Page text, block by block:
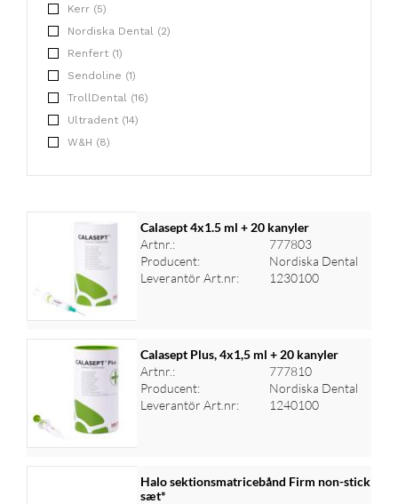
Kerr (5)
Nordiska Dental (2)
Renfert (1)
Sendoline (1)
TrollDental (16)
Ultradent (14)
W&H (8)
Calasept 4x1.5 ml + 20 kanyler
Artnr.:
777803
Producent:
Nordiska Dental
Leverantör Art.nr:
1230100
Logga in för priser
Calasept Plus, 4x1,5 ml + 20 kanyler
Artnr.:
777810
Producent:
Nordiska Dental
Leverantör Art.nr:
1240100
Halo sektionsmatricebånd Firm non-stick
sæt*